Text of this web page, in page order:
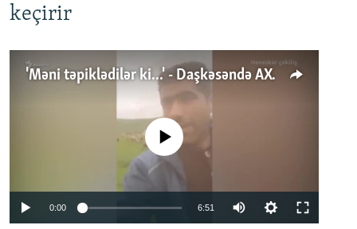
keçirir
'Məni təpiklədilər ki...' - Daşkəsəndə AXCP fəalının yaxınları onun həbsinə etiraz edirlər
No media source currently available
0:00 6:51